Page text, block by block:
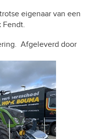
eigenaar van een
Fendt.
Afgeleverd door